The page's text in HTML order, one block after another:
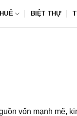
BIỆT THỰ
vốn mạnh mẽ,